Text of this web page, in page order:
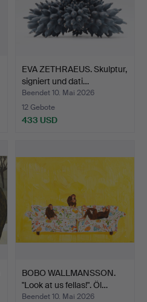
EVA ZETHRAEUS. Skulptur,
signiert und dati…
Beendet 10. Mai 2026
12 Gebote
433 USD
BOBO WALLMANSSON.
"Look at us fellas!". Öl…
Beendet 10. Mai 2026